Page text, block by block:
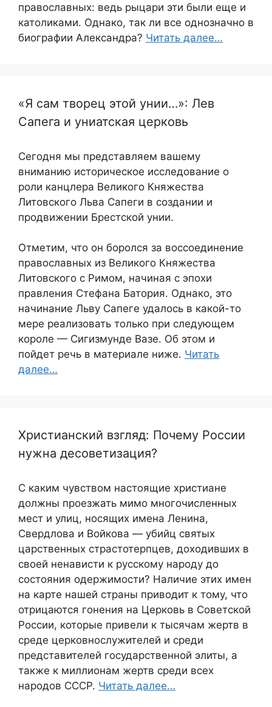
православных: ведь рыцари эти были еще и
католиками. Однако, так ли все однозначно в
биографии Александра? Читать далее…
«Я сам творец этой унии…»: Лев
Сапега и униатская церковь
Сегодня мы представляем вашему
вниманию историческое исследование о
роли канцлера Великого Княжества
Литовского Льва Сапеги в создании и
продвижении Брестской унии.
Отметим, что он боролся за воссоединение
православных из Великого Княжества
Литовского с Римом, начиная с эпохи
правления Стефана Батория. Однако, это
начинание Льву Сапеге удалось в какой-то
мере реализовать только при следующем
короле — Сигизмунде Вазе. Об этом и
пойдет речь в материале ниже. Читать
далее…
Христианский взгляд: Почему России
нужна десоветизация?
С каким чувством настоящие христиане
должны проезжать мимо многочисленных
мест и улиц, носящих имена Ленина,
Свердлова и Войкова — убийц святых
царственных страстотерпцев, доходивших в
своей ненависти к русскому народу до
состояния одержимости? Наличие этих имен
на карте нашей страны приводит к тому, что
отрицаются гонения на Церковь в Советской
России, которые привели к тысячам жертв в
среде церковнослужителей и среди
представителей государственной элиты, а
также к миллионам жертв среди всех
народов СССР. Читать далее…